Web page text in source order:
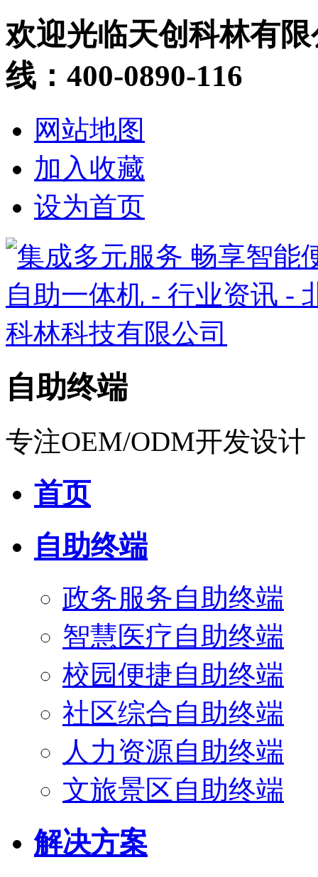
欢迎光临天创科林有
线：400-0890-116
网站地图
加入收藏
设为首页
自助终端
专注OEM/ODM开发设计
首页
自助终端
政务服务自助终端
智慧医疗自助终端
校园便捷自助终端
社区综合自助终端
人力资源自助终端
文旅景区自助终端
解决方案